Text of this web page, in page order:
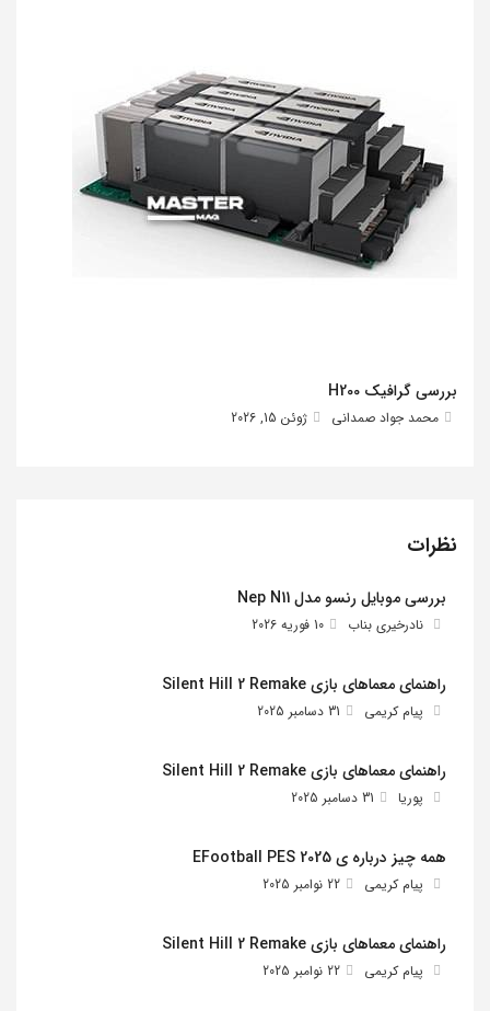
بررسی گرافیک H200
محمد جواد صمدانی ژوئن 15, 2026
نظرات
بررسی موبایل رنسو مدل Nep N11
نادرخیری بناب 10 فوریه 2026
راهنمای معماهای بازی Silent Hill 2 Remake
پیام کریمی 31 دسامبر 2025
راهنمای معماهای بازی Silent Hill 2 Remake
پوریا 31 دسامبر 2025
همه چیز درباره ی EFootball PES 2025
پیام کریمی 22 نوامبر 2025
راهنمای معماهای بازی Silent Hill 2 Remake
پیام کریمی 22 نوامبر 2025